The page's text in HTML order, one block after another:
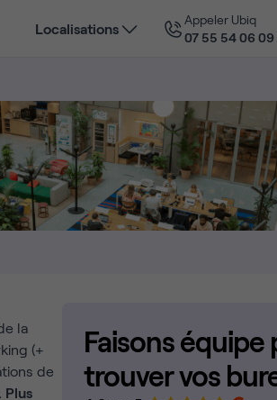
Localisations
Appeler Ubiq
07 55 54 06 09
la
(+
de
Plus
Faisons équipe
trouver vos